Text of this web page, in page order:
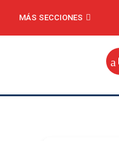
MÁS SECCIONES